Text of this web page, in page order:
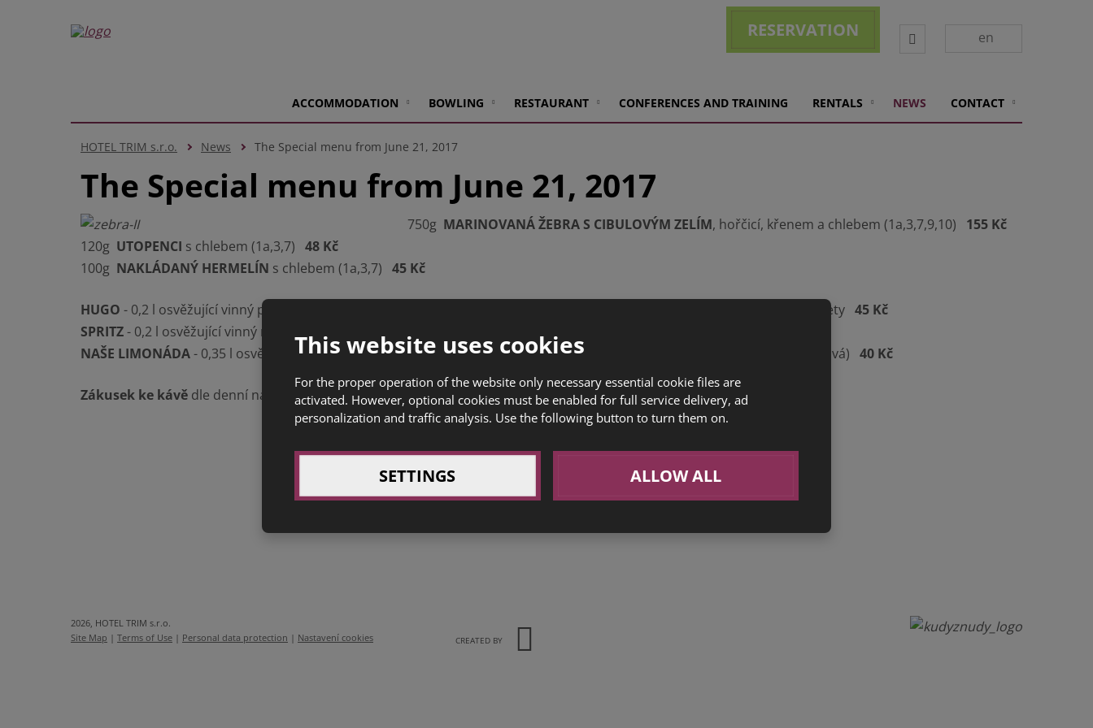
ACCOMMODATION BOWLING RESTAURANT CONFERENCES AND TRAINING RENTALS NEWS CONTACT
Vyhledávání
en
RESERVATION
HOTEL TRIM s.r.o. News The Special menu from June 21, 2017
The Special menu from June 21, 2017
750g MARINOVANÁ ŽEBRA S CIBULOVÝM ZELÍM, hořčicí, křenem a chlebem (1a,3,7,9,10) 155 Kč
120g UTOPENCI s chlebem (1a,3,7) 48 Kč
100g NAKLÁDANÝ HERMELÍN s chlebem (1a,3,7) 45 Kč
HUGO - 0,2 l osvěžující vinný perlivý nápoj s bezinkovou chutí a vůní s nádechem citrusu, podáváme s ledem a plátkem limety 45 Kč
SPRITZ- 0,2 l osvěžující vinný nápoj italského typu s hořko-sladkou chutí, podáváme s ledem a plátkem pomeranče
NAŠE LIMONÁDA- 0,35 l osvěžující letní limonády dle nabídky (mátová, malinová, zázvorová, citrusová, bezinková, broskvová) 40 Kč
Zákusek ke kávě dle denní nabídky (1a,3,7)
2026, HOTEL TRIM s.r.o.
Site Map | Terms of Use | Personal data protection | Nastavení cookies CREATED BY
This website uses cookies
For the proper operation of the website only necessary essential cookie files are
activated. However, optional cookies must be enabled for full service delivery, ad
personalization and traffic analysis. Use the following button to turn them on.
SETTINGS ALLOW ALL